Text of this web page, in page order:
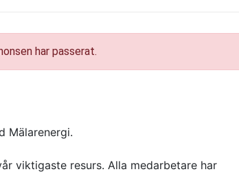
har passerat.
Mälarenergi.
viktigaste resurs. Alla medarbetare har